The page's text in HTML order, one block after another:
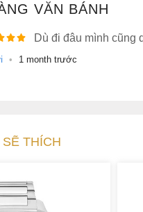
VĂN BÁNH
Dù đi đâu mình cũng
• 1 month trước
THÍCH